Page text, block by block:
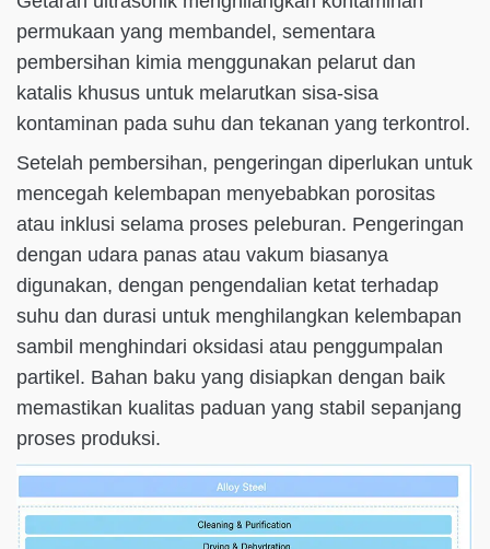
permukaan yang membandel, sementara
pembersihan kimia menggunakan pelarut dan
katalis khusus untuk melarutkan sisa-sisa
kontaminan pada suhu dan tekanan yang terkontrol.
Setelah pembersihan, pengeringan diperlukan untuk
mencegah kelembapan menyebabkan porositas
atau inklusi selama proses peleburan. Pengeringan
dengan udara panas atau vakum biasanya
digunakan, dengan pengendalian ketat terhadap
suhu dan durasi untuk menghilangkan kelembapan
sambil menghindari oksidasi atau penggumpalan
partikel. Bahan baku yang disiapkan dengan baik
memastikan kualitas paduan yang stabil sepanjang
proses produksi.